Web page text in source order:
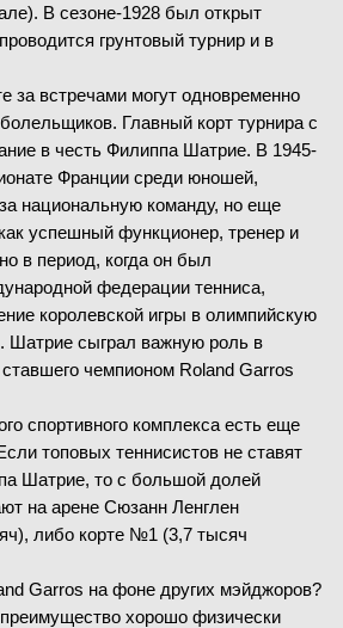
6-4
1/32 финала
Альяссим(4)
Бурручага(63)
4-6
6- 0
7-5
6-1
1/32 финала
(20)
1/32 финала
(66)
(171)
7 5
7 -6
1/32 финала
6 -7
6-3
6 -3
В сезоне-1928 был открыт
грунтовый турнир и в
за встречами могут одновременно
Главный корт турнира с
в честь Филиппа Шатрие. В 1945-
Франции среди юношей,
национальную команду, но еще
успешный функционер, тренер и
в период, когда он был
федерации тенниса,
королевской игры в олимпийскую
Шатрие сыграл важную роль в
чемпионом Roland Garros
спортивного комплекса есть еще
топовых теннисистов не ставят
Шатрие, то с большой долей
на арене Сюзанн Ленглен
либо корте №1 (3,7 тысяч
Garros на фоне других мэйджоров?
хорошо физически